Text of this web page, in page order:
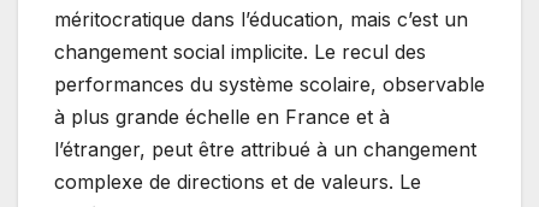
méritocratique dans l’éducation, mais c’est un
changement social implicite. Le recul des
performances du système scolaire, observable
à plus grande échelle en France et à
l’étranger, peut être attribué à un changement
complexe de directions et de valeurs. Le